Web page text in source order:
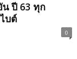
น ปี 63 ทุก
บต์
0